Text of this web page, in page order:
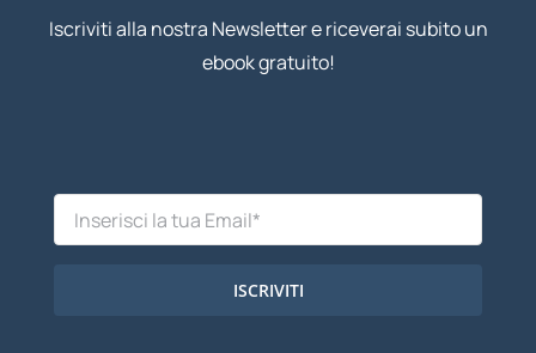
Iscriviti alla nostra Newsletter e riceverai subito un
ebook gratuito!
ISCRIVITI